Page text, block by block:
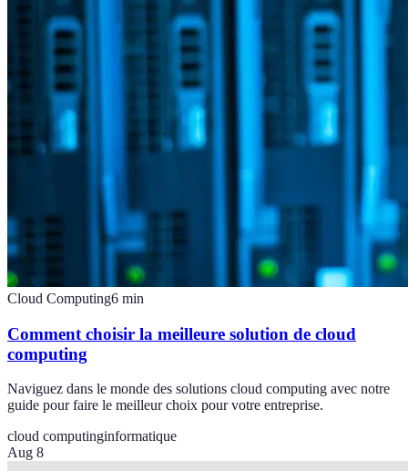
Cloud Computing6 min
Comment choisir la meilleure solution de cloud
computing
Naviguez dans le monde des solutions cloud computing avec notre
guide pour faire le meilleur choix pour votre entreprise.
cloud computinginformatique
Aug 8